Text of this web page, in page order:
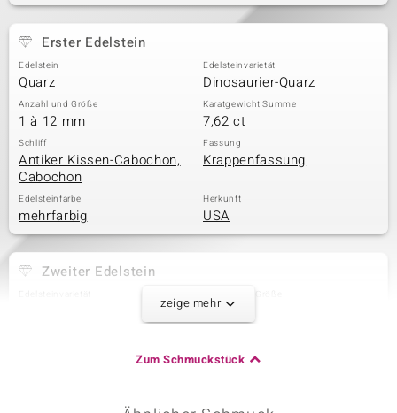
Erster Edelstein
Edelstein
Quarz
Edelsteinvarietät
Dinosaurier-Quarz
Anzahl und Größe
1 à 12 mm
Karatgewicht Summe
7,62 ct
Schliff
Antiker Kissen-Cabochon,
Cabochon
Fassung
Krappenfassung
Edelsteinfarbe
mehrfarbig
Herkunft
USA
Zweiter Edelstein
8 à 2 mm
Runder Brillantschliff
zeige mehr
Zum Schmuckstück